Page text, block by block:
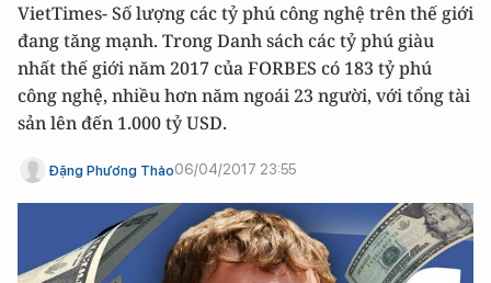
VietTimes- Số lượng các tỷ phú công nghệ trên thế giới
đang tăng mạnh. Trong Danh sách các tỷ phú giàu
nhất thế giới năm 2017 của FORBES có 183 tỷ phú
công nghệ, nhiều hơn năm ngoái 23 người, với tổng tài
sản lên đến 1.000 tỷ USD.
Đặng Phương Thảo06/04/2017 23:55